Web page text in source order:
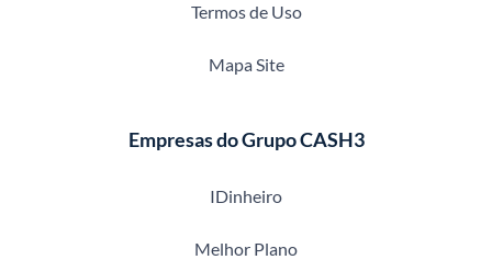
Termos de Uso
Mapa Site
Empresas do Grupo CASH3
IDinheiro
Melhor Plano